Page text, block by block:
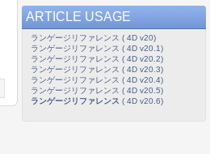
ARTICLE USAGE
ランゲージリファレンス ( 4D v20)
ランゲージリファレンス ( 4D v20.1)
ランゲージリファレンス ( 4D v20.2)
ランゲージリファレンス ( 4D v20.3)
ランゲージリファレンス ( 4D v20.4)
ランゲージリファレンス ( 4D v20.5)
ランゲージリファレンス ( 4D v20.6)